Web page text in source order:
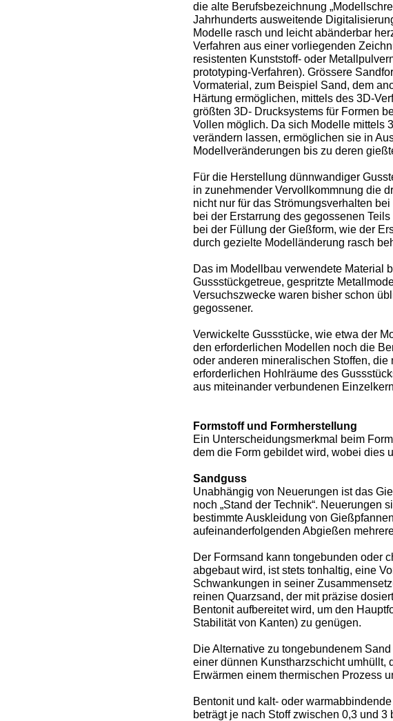
die alte Berufsbezeichnung
Jahrhunderts ausweitende
Modelle rasch und leicht abänderbar
Verfahren aus einer vorliegenden
resistenten Kunststoff- oder
prototyping-Verfahren). Grössere
Vormaterial, zum Beispiel Sand, dem
Härtung ermöglichen, mittels des 3D-
größten 3D- Drucksystems für Formen
Vollen möglich. Da sich Modelle mittels
verändern lassen, ermöglichen sie in
Modellveränderungen bis zu deren
Für die Herstellung dünnwandiger
in zunehmender Vervollkommnung die
nicht nur für das Strömungsverhalten
bei der Erstarrung des gegossenen
bei der Füllung der Gießform, wie der
durch gezielte Modelländerung rasch
Das im Modellbau verwendete Material
Gussstückgetreue, gespritzte
Versuchszwecke waren bisher schon
gegossener.
Verwickelte Gussstücke, wie etwa der
den erforderlichen Modellen noch die
oder anderen mineralischen Stoffen,
erforderlichen Hohlräume des
aus miteinander verbundenen
Formstoff und Formherstellung
Ein Unterscheidungsmerkmal beim
dem die Form gebildet wird, wobei dies
Sandguss
Unabhängig von Neuerungen ist das
noch „Stand der Technik“. Neuerungen
bestimmte Auskleidung von
aufeinanderfolgenden Abgießen
Der Formsand kann tongebunden oder
abgebaut wird, ist stets tonhaltig, eine
Schwankungen in seiner
reinen Quarzsand, der mit präzise
Bentonit aufbereitet wird, um den
Stabilität von Kanten) zu genügen.
Die Alternative zu tongebundenem
einer dünnen Kunstharzschicht umhüllt,
Erwärmen einem thermischen Prozess
Bentonit und kalt- oder
beträgt je nach Stoff zwischen 0,3 und